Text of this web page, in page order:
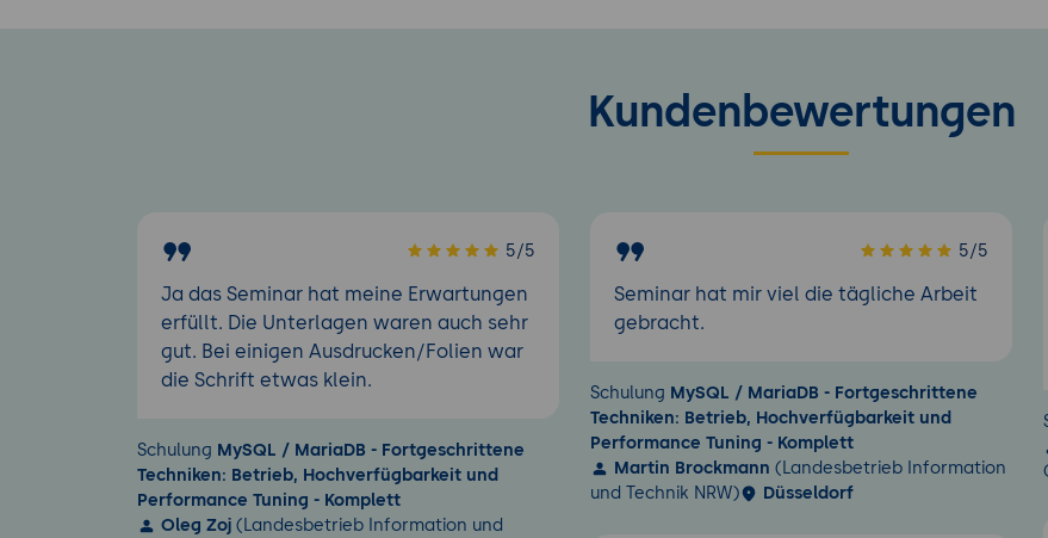
Kundenbewertungen
5/5
Ja das Seminar hat meine Erwartungen
erfüllt. Die Unterlagen waren auch sehr
gut. Bei einigen Ausdrucken/Folien war
die Schrift etwas klein.
Schulung MySQL / MariaDB - Fortgeschrittene
Techniken: Betrieb, Hochverfügbarkeit und
Performance Tuning - Komplett
Oleg Zoj (Landesbetrieb Information und
5/5
Seminar hat mir viel die tägliche Arbeit
gebracht.
Schulung MySQL / MariaDB - Fortgeschrittene
Techniken: Betrieb, Hochverfügbarkeit und
Performance Tuning - Komplett
Martin Brockmann (Landesbetrieb Information
und Technik NRW)
Düsseldorf